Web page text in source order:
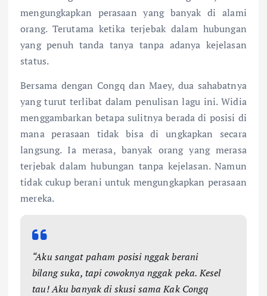
mengungkapkan perasaan yang banyak di alami
orang. Terutama ketika terjebak dalam hubungan
yang penuh tanda tanya tanpa adanya kejelasan
status.
Bersama dengan Congq dan Maey, dua sahabatnya
yang turut terlibat dalam penulisan lagu ini. Widia
menggambarkan betapa sulitnya berada di posisi di
mana perasaan tidak bisa di ungkapkan secara
langsung. Ia merasa, banyak orang yang merasa
terjebak dalam hubungan tanpa kejelasan. Namun
tidak cukup berani untuk mengungkapkan perasaan
mereka.
“Aku sangat paham posisi nggak berani
bilang suka, tapi cowoknya nggak peka. Kesel
tau! Aku banyak di skusi sama Kak Congq